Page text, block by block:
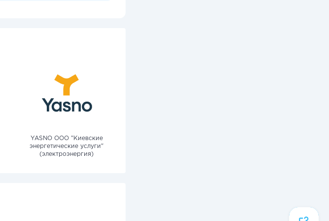
YASNO OOO "Киевские
энергетические услуги"
(электроэнергия)